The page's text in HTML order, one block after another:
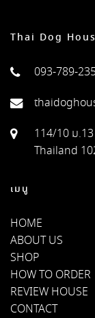
Thai Dog
093-789-
114/10 ม
Thailand
เมนู
HOME
ABOUT US
SHOP
HOW TO ORDER
REVIEW HOUSE
CONTACT